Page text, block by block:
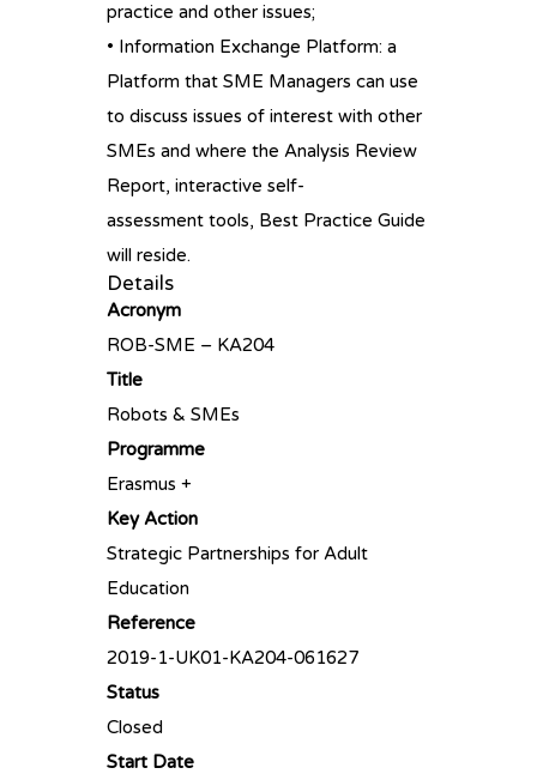
practice and other issues;
• Information Exchange Platform: a
Platform that SME Managers can use
to discuss issues of interest with other
SMEs and where the Analysis Review
Report, interactive self-
assessment tools, Best Practice Guide
will reside.
Details
Acronym
ROB-SME – KA204
Title
Robots & SMEs
Programme
Erasmus +
Key Action
Strategic Partnerships for Adult
Education
Reference
2019-1-UK01-KA204-061627
Status
Closed
Start Date